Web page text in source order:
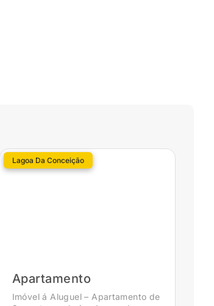
Lagoa Da Conceição
Apartamento
Imóvel á Aluguel – Apartamento de